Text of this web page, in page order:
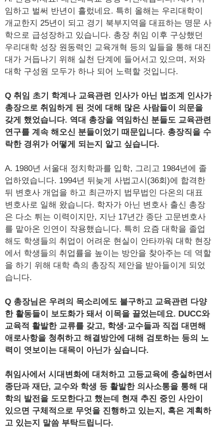
임하고 벌써 반년이 흘렀네요. 특히 올해는 우리대학이
개교한지 25년이 되고 경기 북부지역을 대표하는 명문 사
학으로 급성장하고 있습니다. 총장 취임 이후 구상했던
우리대학 성장 원동력인 교육개혁 등의 일들을 통해 대진
대가 거듭나기 위해 실천 단계에 들어서고 있으며, 저와
대학 구성원 모두가 하나 되어 노력할 것입니다.
Q 취임 초기 학계나 교육관련 인사가 아닌 법조계 인사가
총장으로 취임하게 된 것에 대해 많은 사람들이 의문을
갖게 했었습니다. 역대 총장을 역임하신 분들도 교육관련
연구를 계속 해오신 분들이었기 때문입니다. 총장직을 수
락한 경위가 어떻게 되는지 알고 싶습니다.
A. 1980년 서울대 정치학과를 입학, 그리고 1984년에 졸
업하였습니다. 1994년 뒤늦게 사법고시(36회)에 합격한
뒤 변호사 개업을 하고 최근까지 법무법인 다온의 대표
변호사로 일해 왔습니다. 학자가 아닌 변호사 출신 총장
은 다소 튀는 이력이지만, 지난 17년간 종단 고문변호사
를 맡아온 인연이 작용했습니다. 특히 요즘 대학을 졸업
해도 학생들의 취업이 어려운 현실이 안타까워 대학 현장
에서 학생들의 취업률을 높이는 방안을 찾아주는 데 역할
을 하기 위해 대학 측의 총장직 제안을 받아들이게 되었
습니다.
Q 총장님은 우려의 목소리에도 불구하고 교육관련 다양
한 활동들이 보도화가 돼서 이목을 끌었는데요. DUCC와
교육적 활발한 교류를 갖고, 학생·교수들과 직접 대면해
애로사항을 청취하고 해결방안에 대해 검토하는 등의 노
력이 엿보이는 대목이 아닌가 싶습니다.
취임사에서 시대변화에 대처하고 고등교육에 충실하면서
종단과 재단, 교수와 학생 등 활발한 의사소통을 통해 대
학의 발전을 도모한다고 했는데 현재 추진 중인 사안이
있으면 구체적으로 무엇을 진행하고 있는지, 혹은 계획하
고 있는지 말씀 부탁드립니다.